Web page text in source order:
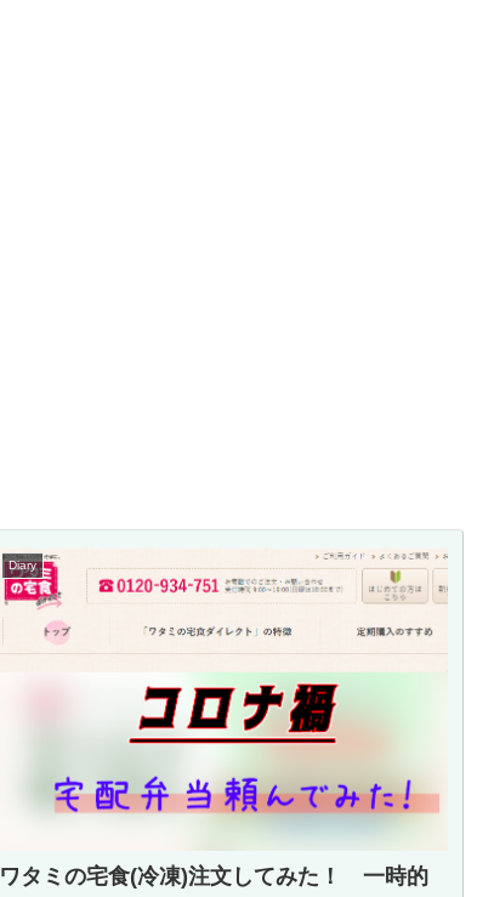
Diary
ワタミの宅食(冷凍)注文してみた！ 一時的